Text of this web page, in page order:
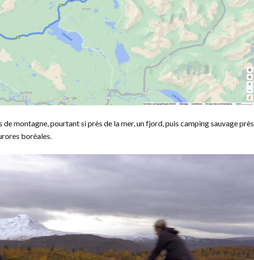
montagne, pourtant si près de la mer, un fjord, puis camping sauvage près
boréales.